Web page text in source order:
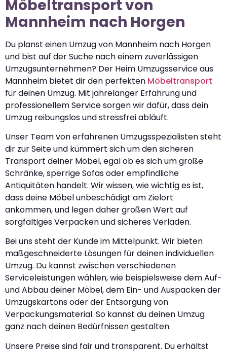
Möbeltransport von
Mannheim nach Horgen
Du planst einen Umzug von Mannheim nach Horgen
und bist auf der Suche nach einem zuverlässigen
Umzugsunternehmen? Der Heim Umzugsservice aus
Mannheim bietet dir den perfekten Möbeltransport
für deinen Umzug. Mit jahrelanger Erfahrung und
professionellem Service sorgen wir dafür, dass dein
Umzug reibungslos und stressfrei abläuft.
Unser Team von erfahrenen Umzugsspezialisten steht
dir zur Seite und kümmert sich um den sicheren
Transport deiner Möbel, egal ob es sich um große
Schränke, sperrige Sofas oder empfindliche
Antiquitäten handelt. Wir wissen, wie wichtig es ist,
dass deine Möbel unbeschädigt am Zielort
ankommen, und legen daher großen Wert auf
sorgfältiges Verpacken und sicheres Verladen.
Bei uns steht der Kunde im Mittelpunkt. Wir bieten
maßgeschneiderte Lösungen für deinen individuellen
Umzug. Du kannst zwischen verschiedenen
Serviceleistungen wählen, wie beispielsweise dem Auf-
und Abbau deiner Möbel, dem Ein- und Auspacken der
Umzugskartons oder der Entsorgung von
Verpackungsmaterial. So kannst du deinen Umzug
ganz nach deinen Bedürfnissen gestalten.
Unsere Preise sind fair und transparent. Du erhältst